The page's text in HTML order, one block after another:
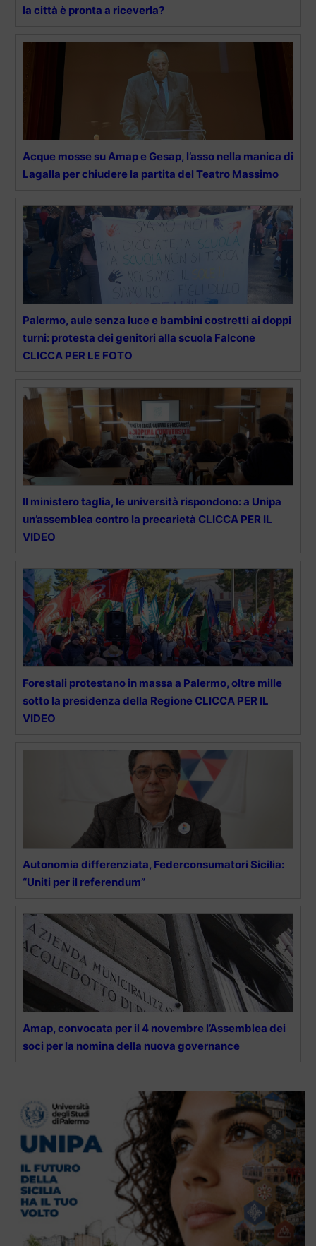
la città è pronta a riceverla?
Acque mosse su Amap e Gesap, l’asso nella manica di
Lagalla per chiudere la partita del Teatro Massimo
Palermo, aule senza luce e bambini costretti ai doppi
turni: protesta dei genitori alla scuola Falcone
CLICCA PER LE FOTO
Il ministero taglia, le università rispondono: a Unipa
un’assemblea contro la precarietà CLICCA PER IL
VIDEO
Forestali protestano in massa a Palermo, oltre mille
sotto la presidenza della Regione CLICCA PER IL
VIDEO
Autonomia differenziata, Federconsumatori Sicilia:
“Uniti per il referendum”
Amap, convocata per il 4 novembre l’Assemblea dei
soci per la nomina della nuova governance